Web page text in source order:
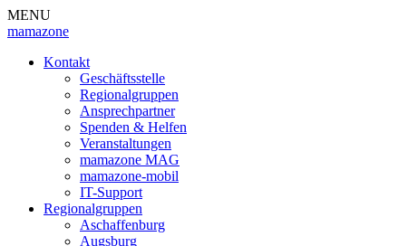
MENU
mamazone
Kontakt
Geschäftsstelle
Regionalgruppen
Ansprechpartner
Spenden & Helfen
Veranstaltungen
mamazone MAG
mamazone-mobil
IT-Support
Regionalgruppen
Aschaffenburg
Augsburg